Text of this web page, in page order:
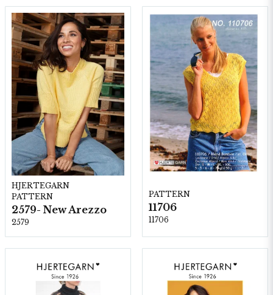
HJERTEGARN
PATTERN
2579- New Arezzo
2579
PATTERN
11706
11706